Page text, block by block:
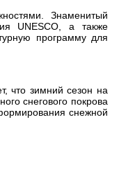
Знаменитый
UNESCO, а также
программу для
что зимний сезон на
снегового покрова
снежной